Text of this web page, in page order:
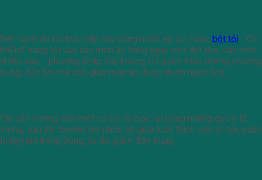
Bên cạnh ăn tỏi trực tiếp hay uống nước ép tỏi, hoặc bột tỏi… Có
thể bổ sung tỏi vào các món ăn hàng ngày như thịt kho, các món
chiên xào,… phương pháp này không chỉ giảm triệu chứng chướng
bụng, đầy hơi mà còn giúp món ăn được thơm ngon hơn.
Chỉ cần nướng chín một củ tỏi rồi bọc lại bằng miếng gạc y tế
mỏng, sau đó chườm lên phần sẽ giúp kích thích việc xì hơi, giảm
lượng khí trong bụng, từ đó giảm đầy bụng.